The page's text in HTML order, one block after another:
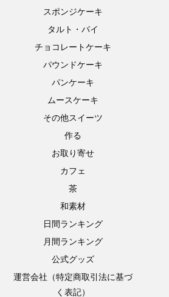
スポンジケーキ
タルト・パイ
チョコレートケーキ
パウンドケーキ
パンケーキ
ムースケーキ
その他スイーツ
作る
お取り寄せ
カフェ
茶
和素材
日間ランキング
月間ランキング
公式グッズ
運営会社（特定商取引法に基づ
く表記）